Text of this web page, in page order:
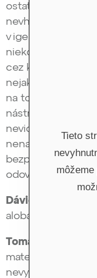
ostatným
nevhodný. Keď si
v igelitke, čiže
niekomu
cez krypto, to
nejaké transakcie,
na tom
nástroj. Pretože v
nevidel a nikto si
nenatočil na
bezpečne
odovzdali.
Dávid Krajcár:
alobal…
Tomáš Urban:
materiály. Ale v
nevystopovateľný
Tieto